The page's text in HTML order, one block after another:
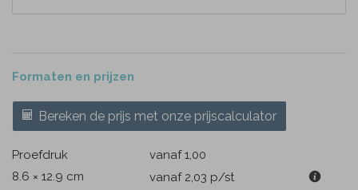
Formaten en prijzen
Bereken de prijs met onze prijscalculator
Proefdruk
vanaf 1,00
8.6 × 12.9 cm
vanaf 2,03 p/st